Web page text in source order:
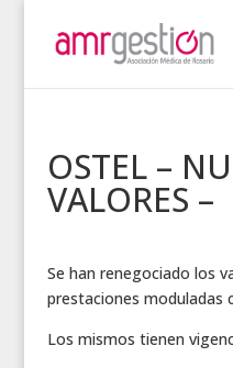
OSTEL –
VALORES –
Se han renegociado los
prestaciones moduladas
Los mismos tienen